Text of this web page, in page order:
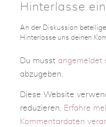
Hinterlasse
An der Diskussion
Hinterlasse uns deinen
Du musst angemeldet
abzugeben.
Diese Website
reduzieren.
Erfahre
Kommentardaten